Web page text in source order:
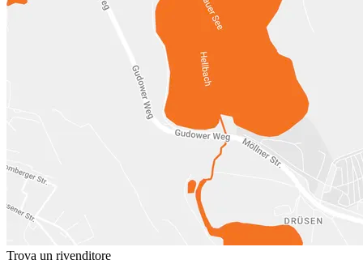
Trova un rivenditore